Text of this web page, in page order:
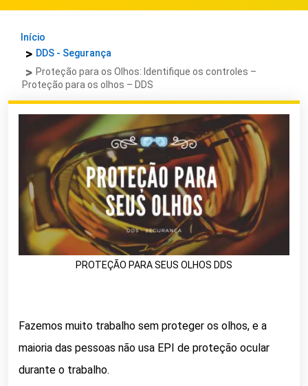
Início
DDS - Segurança
Proteção para os Olhos: Identifique os controles –
Proteção para os olhos – DDS
PROTEÇÃO PARA SEUS OLHOS DDS
Fazemos muito trabalho sem proteger os olhos, e a
maioria das pessoas não usa EPI de proteção ocular
durante o trabalho.